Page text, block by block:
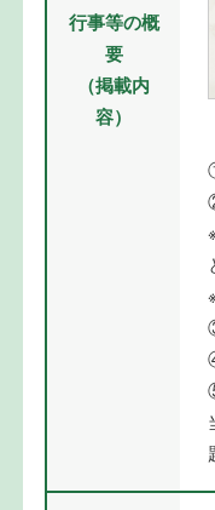
行事等の概
要
（掲載内
容）